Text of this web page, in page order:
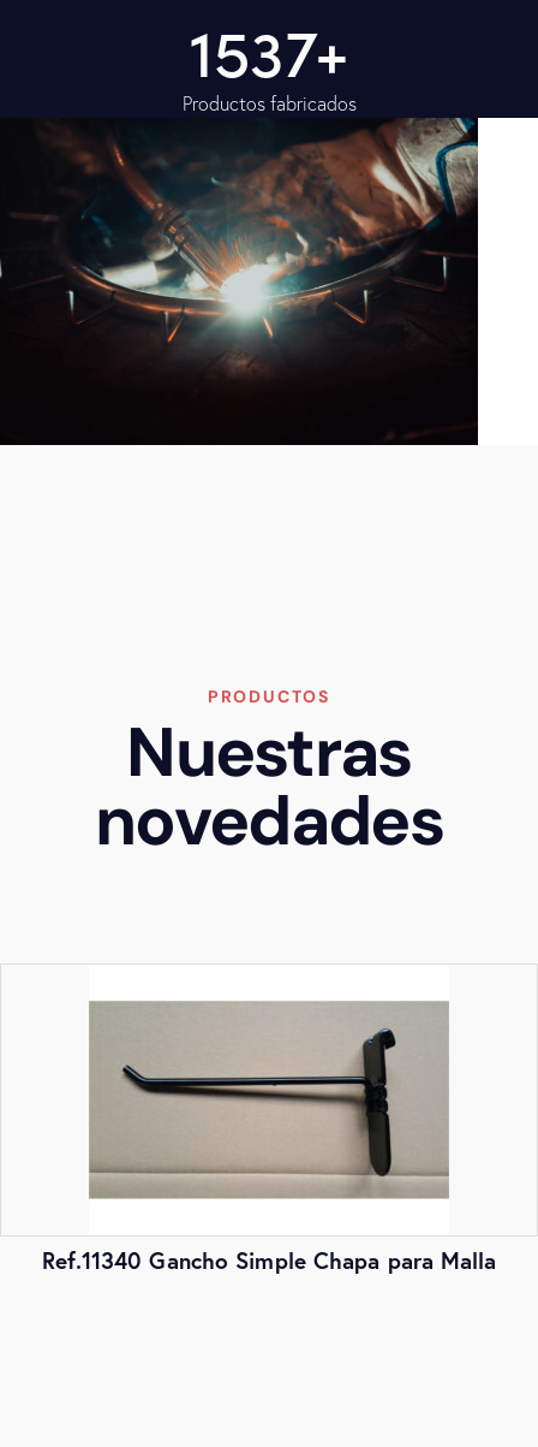
2745+
Productos fabricados
PRODUCTOS
Nuestras
novedades
Ref.11340 Gancho Simple Chapa para Malla